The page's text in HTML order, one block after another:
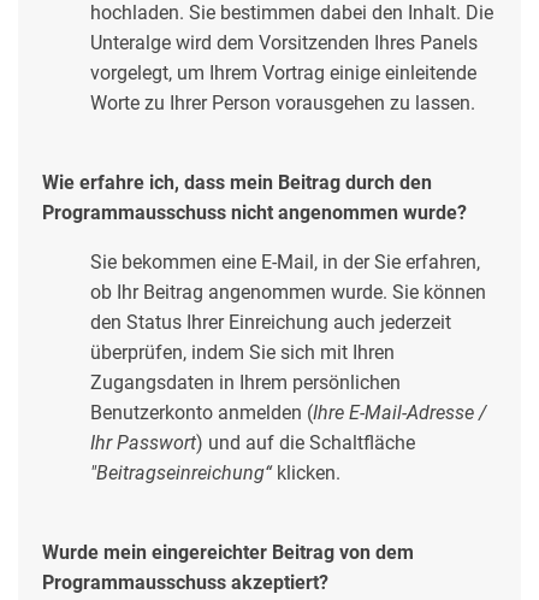
hochladen. Sie bestimmen dabei den Inhalt. Die
Unteralge wird dem Vorsitzenden Ihres Panels
vorgelegt, um Ihrem Vortrag einige einleitende
Worte zu Ihrer Person vorausgehen zu lassen.
Wie erfahre ich, dass mein Beitrag durch den
Programmausschuss nicht angenommen wurde?
Sie bekommen eine E-Mail, in der Sie erfahren,
ob Ihr Beitrag angenommen wurde. Sie können
den Status Ihrer Einreichung auch jederzeit
überprüfen, indem Sie sich mit Ihren
Zugangsdaten in Ihrem persönlichen
Benutzerkonto anmelden (Ihre E-Mail-Adresse /
Ihr Passwort) und auf die Schaltfläche
"Beitragseinreichung“klicken.
Wurde mein eingereichter Beitrag von dem
Programmausschuss akzeptiert?